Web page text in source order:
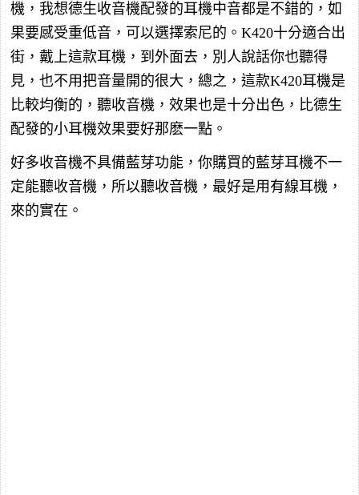
機，我想德生收音機配發的耳機中音都是不錯的，如
果要感受重低音，可以選擇索尼的。K420十分適合出
街，戴上這款耳機，到外面去，別人說話你也聽得
見，也不用把音量開的很大，總之，這款K420耳機是
比較均衡的，聽收音機，效果也是十分出色，比德生
配發的小耳機效果要好那麽一點。
好多收音機不具備藍芽功能，你購買的藍芽耳機不一
定能聽收音機，所以聽收音機，最好是用有線耳機，
來的實在。